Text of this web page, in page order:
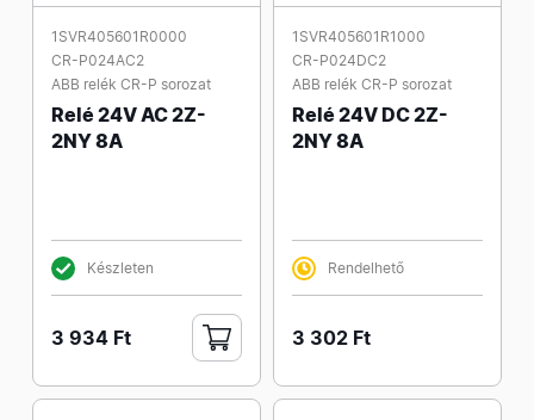
1SVR405601R0000
CR-P024AC2
ABB relék CR-P sorozat
Relé 24V AC 2Z-
2NY 8A
Készleten
3 934 Ft
1SVR405601R1000
CR-P024DC2
ABB relék CR-P sorozat
Relé 24V DC 2Z-
2NY 8A
Rendelhető
3 302 Ft